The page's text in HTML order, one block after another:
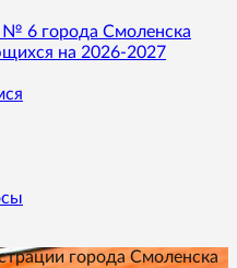
№ 6 города Смоленска
на 2026-2027
города Смоленска